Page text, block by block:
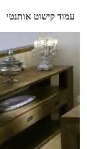
עמוד קישוט אותנטי